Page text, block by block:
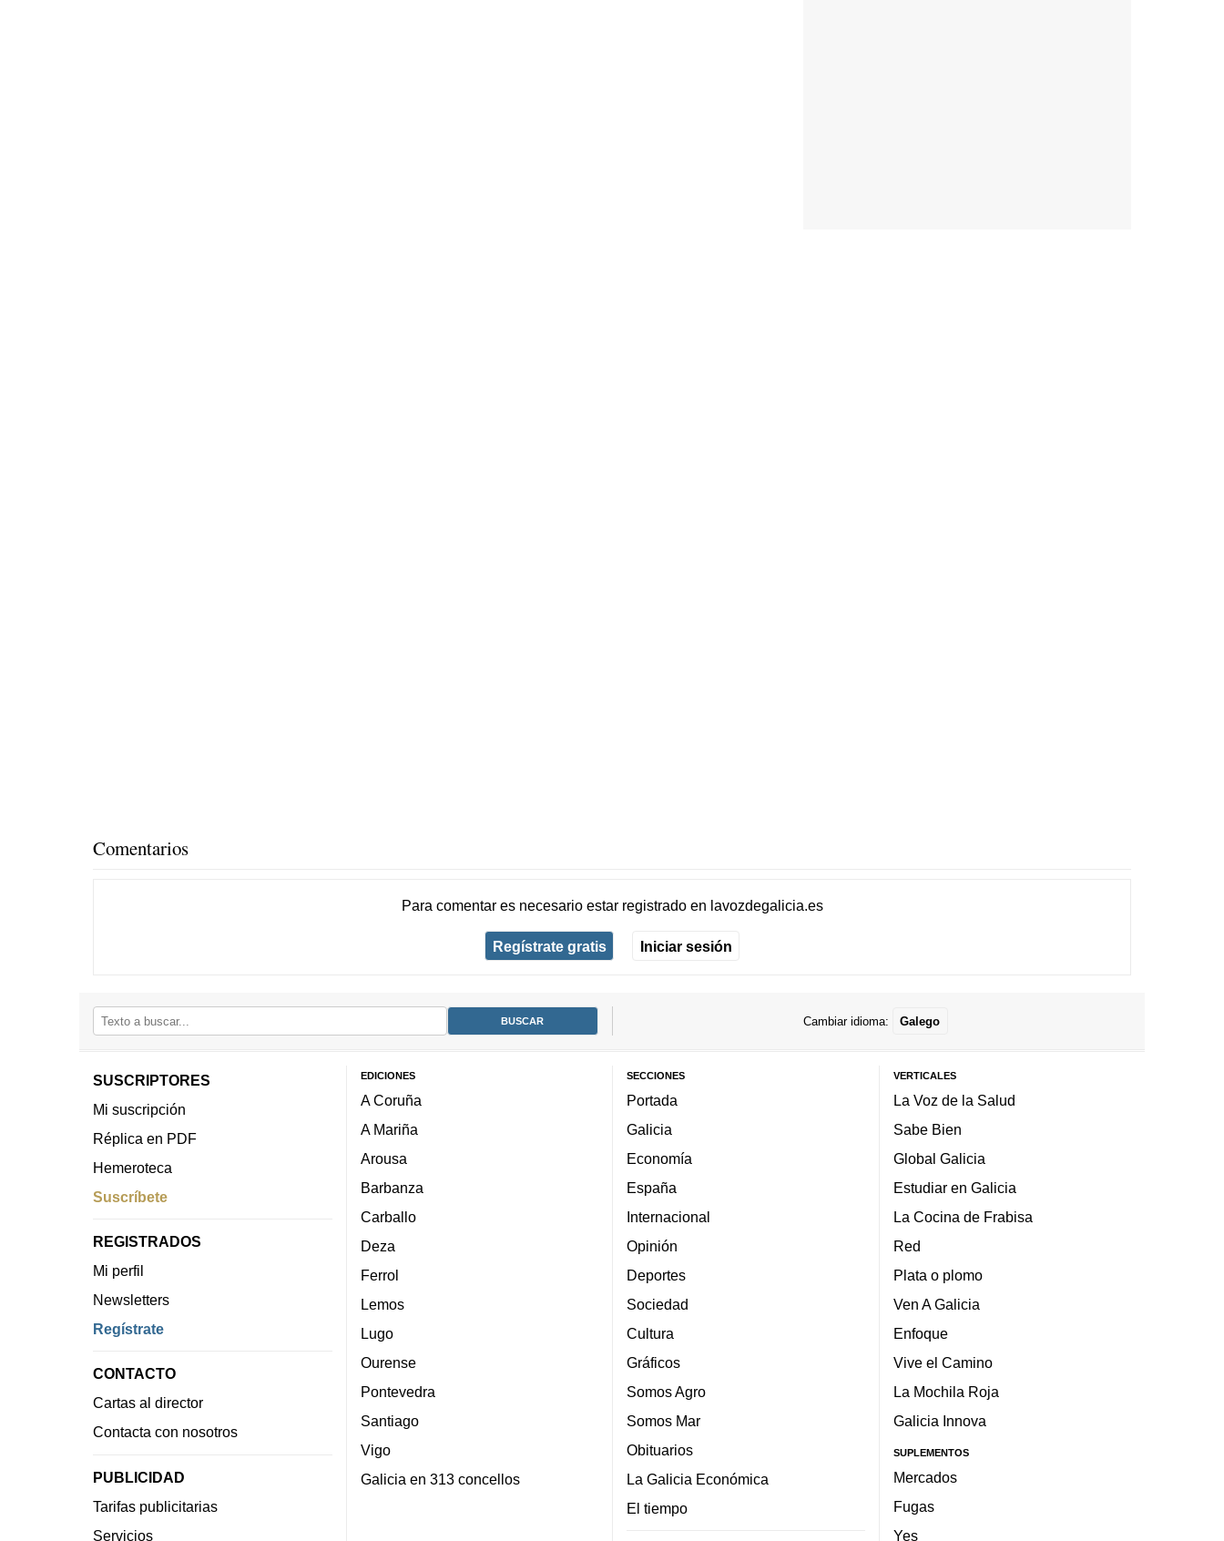
Comentarios
Para comentar es necesario estar registradoen lavozdegalicia.es
Regístrate gratis Iniciar sesión
Cambiar idioma: Galego
SUSCRIPTORES
Mi suscripción
Réplica en PDF
Hemeroteca
Suscríbete
REGISTRADOS
Mi perfil
Newsletters
Regístrate
CONTACTO
Cartas al director
Contacta con nosotros
PUBLICIDAD
Tarifas publicitarias
Servicios
EDICIONES
A Coruña
A Mariña
Arousa
Barbanza
Carballo
Deza
Ferrol
Lemos
Lugo
Ourense
Pontevedra
Santiago
Vigo
Galicia en 313 concellos
SECCIONES
Portada
Galicia
Economía
España
Internacional
Opinión
Deportes
Sociedad
Cultura
Gráficos
Somos Agro
Somos Mar
Obituarios
La Galicia Económica
El tiempo
VERTICALES
La Voz de la Salud
Sabe Bien
Global Galicia
Estudiar en Galicia
La Cocina de Frabisa
Red
Plata o plomo
Ven A Galicia
Enfoque
Vive el Camino
La Mochila Roja
Galicia Innova
SUPLEMENTOS
Mercados
Fugas
Yes